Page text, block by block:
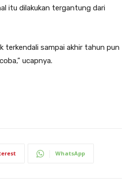
itu dilakukan tergantung dari
terkendali sampai akhir tahun pun
ucapnya.
WhatsApp